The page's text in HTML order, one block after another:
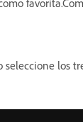
seleccione los